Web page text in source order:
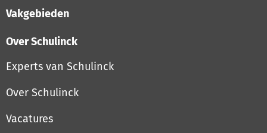
Vakgebieden
Over Schulinck
Experts van Schulinck
Over Schulinck
Vacatures